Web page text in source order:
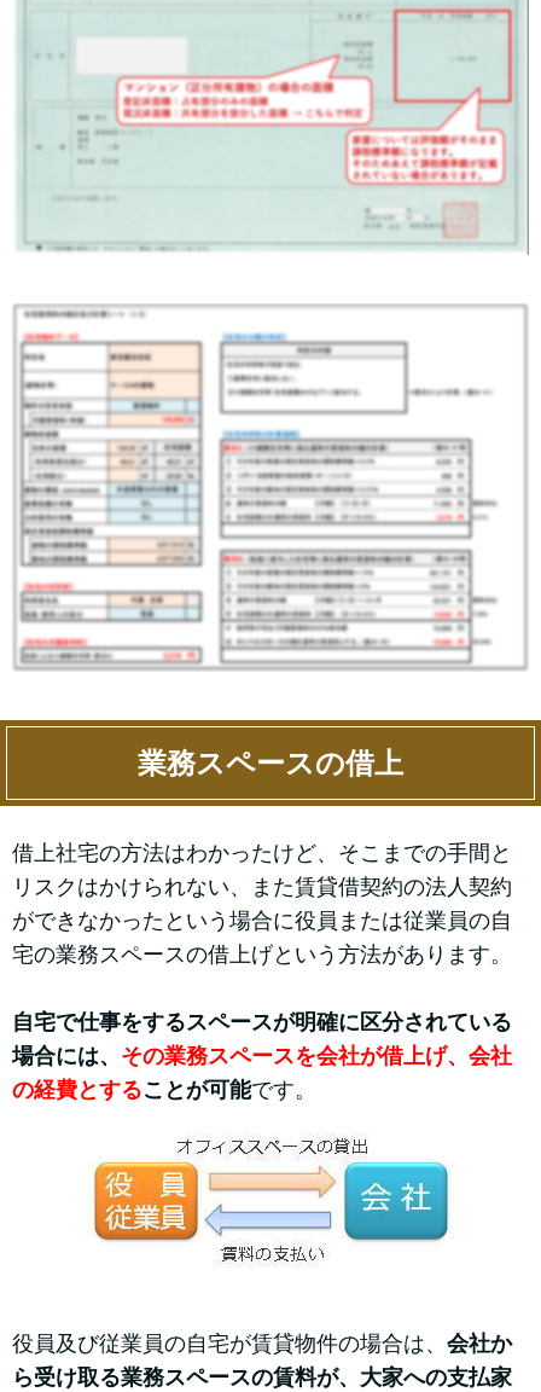
業務スペースの借上
借上社宅の方法はわかったけど、そこまでの手間と
リスクはかけられない、また賃貸借契約の法人契約
ができなかったという場合に役員または従業員の自
宅の業務スペースの借上げという方法があります。
自宅で仕事をするスペースが明確に区分されている
場合には、 その業務スペースを会社が借上げ、会社
の経費とすることが可能です。
役員及び従業員の自宅が賃貸物件の場合は、 会社か
ら受け取る業務スペースの賃料が、大家への支払家